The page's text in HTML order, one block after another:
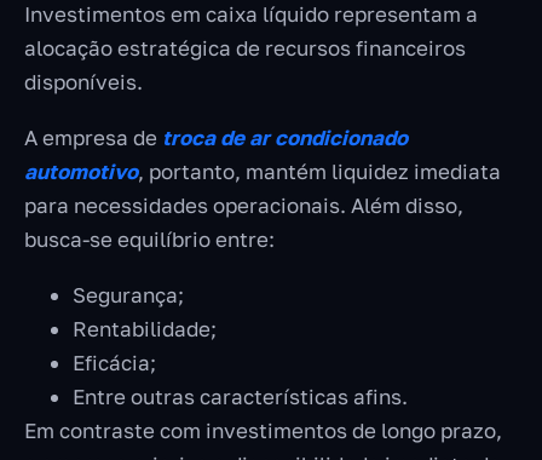
Investimentos em caixa líquido representam a
alocação estratégica de recursos financeiros
disponíveis.
A empresa de troca de ar condicionado
automotivo, portanto, mantém liquidez imediata
para necessidades operacionais. Além disso,
busca-se equilíbrio entre:
Segurança;
Rentabilidade;
Eficácia;
Entre outras características afins.
Em contraste com investimentos de longo prazo,